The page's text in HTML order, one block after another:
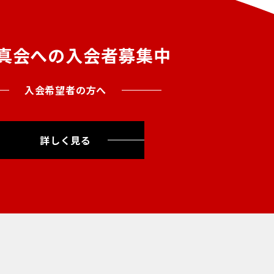
会への入会者募集中
入会希望者の方へ
詳しく見る